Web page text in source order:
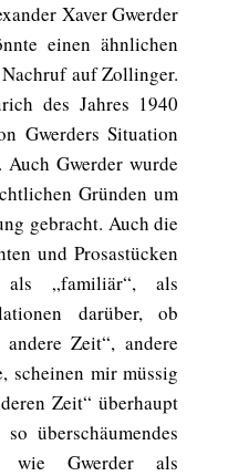
Xaver Gwerder
einen ähnlichen
auf Zollinger.
des Jahres 1940
Gwerders Situation
Gwerder wurde
Gründen um
gebracht. Auch die
und Prosastücken
„familiär“, als
darüber, ob
Zeit“, andere
scheinen mir müssig
Zeit“ überhaupt
überschäumendes
wie Gwerder als